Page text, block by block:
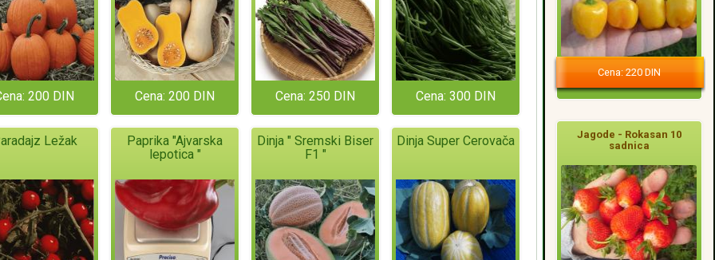
200 DIN Cena: 200 DIN Cena: 250 DIN Cena: 300 DIN
Ležak
Paprika "Ajvarska
lepotica "
Dinja " Sremski Biser
F1 "
Dinja Super Cerovača
Cena: 220 DIN
Jagode - Rokasan 10
sadnica